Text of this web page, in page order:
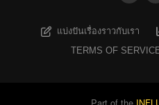
แบ่งปันเรื่องราวกับเรา
TERMS OF